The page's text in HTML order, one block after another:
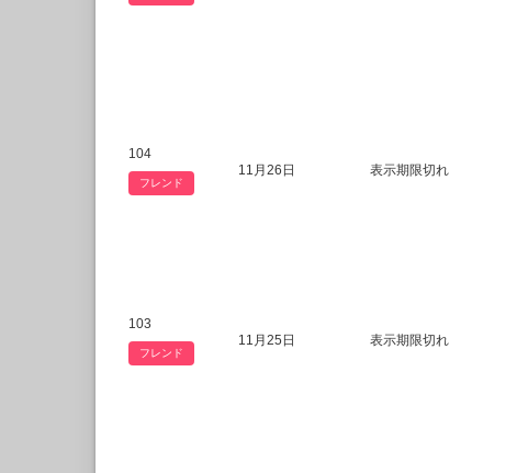
104
フレンド
11月26日 表示期限切れ
103
フレンド
11月25日 表示期限切れ